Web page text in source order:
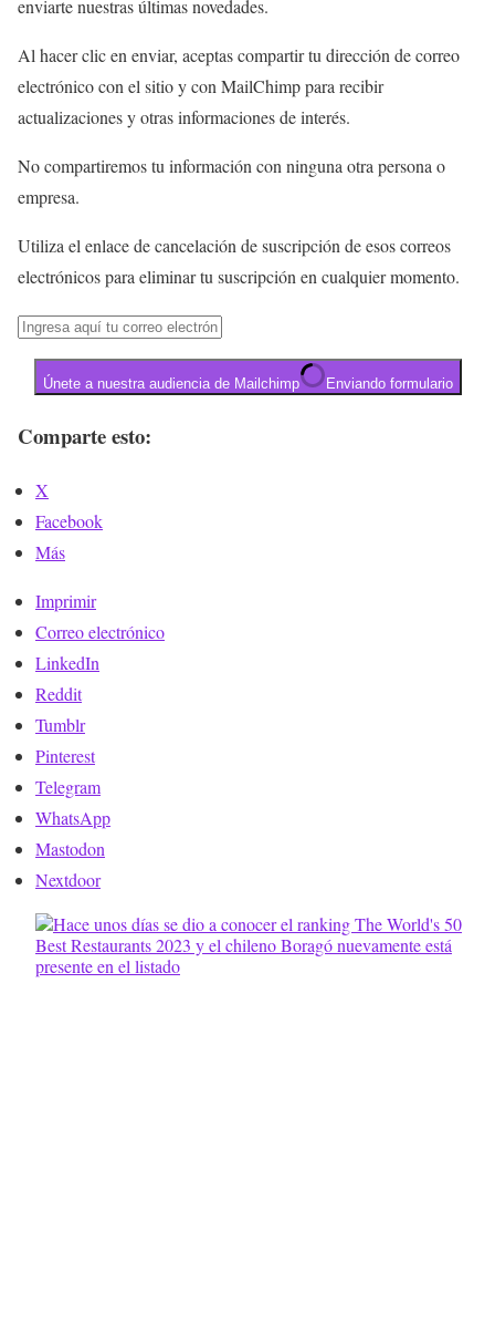
enviarte nuestras últimas novedades.
Al hacer clic en enviar, aceptas compartir tu dirección de correo
electrónico con el sitio y con MailChimp para recibir
actualizaciones y otras informaciones de interés.
No compartiremos tu información con ninguna otra persona o
empresa.
Utiliza el enlace de cancelación de suscripción de esos correos
electrónicos para eliminar tu suscripción en cualquier momento.
Únete a nuestra audiencia de Mailchimp Enviando formulario
Comparte esto:
X
Facebook
Más
Imprimir
Correo electrónico
LinkedIn
Reddit
Tumblr
Pinterest
Telegram
WhatsApp
Mastodon
Nextdoor